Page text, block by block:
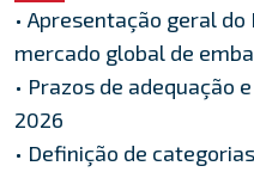
• Apresentação geral
mercado global de
• Prazos de adequação
2026
• Definição de